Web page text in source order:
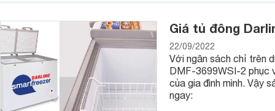
Giá tủ đông
22/09/2022
Với ngân sách chỉ trên
DMF-3699WSI-2 phục
của gia đình mình. Vậy
ngay: